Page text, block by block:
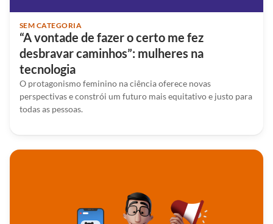
SEM CATEGORIA
“A vontade de fazer o certo me fez
desbravar caminhos”: mulheres na
tecnologia
O protagonismo feminino na ciência oferece novas
perspectivas e constrói um futuro mais equitativo e justo para
todas as pessoas.